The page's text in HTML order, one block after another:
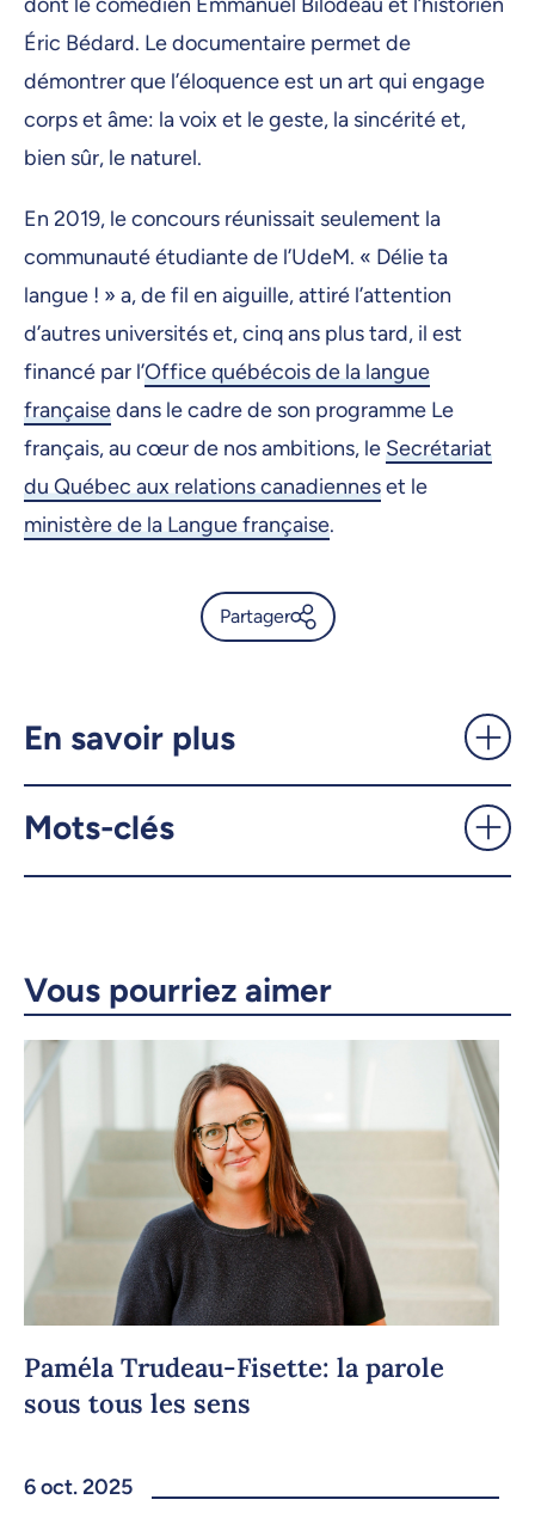
Éric Bédard. Le documentaire permet de
démontrer que l’éloquence est un art qui engage
corps et âme: la voix et le geste, la sincérité et,
bien sûr, le naturel.
En 2019, le concours réunissait seulement la
communauté étudiante de l’UdeM. « Délie ta
langue ! » a, de fil en aiguille, attiré l’attention
d’autres universités et, cinq ans plus tard, il est
financé par l’Office québécois de la langue
françaisedans le cadre de son programme Le
français, au cœur de nos ambitions, le Secrétariat
du Québec aux relations canadienneset le
ministère de la Langue française.
Partager
Courriel
En savoir plus
Mots-clés
Vous pourriez aimer
Paméla Trudeau-Fisette: la parole
sous tous les sens
6 oct. 2025